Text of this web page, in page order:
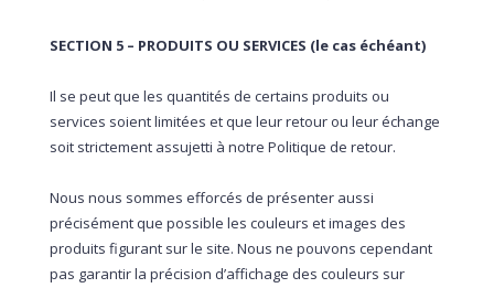
SECTION 5 – PRODUITS OU SERVICES (le cas échéant)
Il se peut que les quantités de certains produits ou
services soient limitées et que leur retour ou leur échange
soit strictement assujetti à notre Politique de retour.
Nous nous sommes efforcés de présenter aussi
précisément que possible les couleurs et images des
produits figurant sur le site. Nous ne pouvons cependant
pas garantir la précision d’affichage des couleurs sur